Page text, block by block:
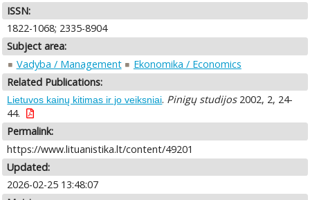
ISSN:
1822-1068; 2335-8904
Subject area:
Vadyba / Management
Ekonomika / Economics
Related Publications:
Lietuvos kainų kitimas ir jo veiksniai. Pinigų studijos2002, 2, 24-
44.
Permalink:
https://www.lituanistika.lt/content/49201
Updated:
2026-02-25 13:48:07